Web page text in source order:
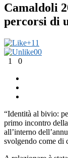
Camaldoli
percorsi di
+1 1
00
1
0
“Identità al bivio:
primo incontro
all’interno
svolgendo come di